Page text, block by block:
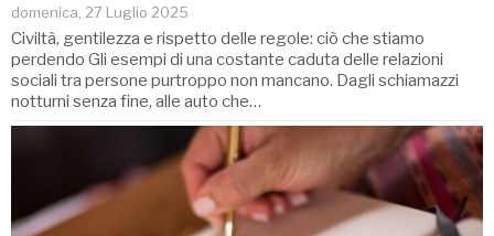
domenica, 27 Luglio 2025
Civiltà, gentilezza e rispetto delle regole: ciò che stiamo
perdendo Gli esempi di una costante caduta delle relazioni
sociali tra persone purtroppo non mancano. Dagli schiamazzi
notturni senza fine, alle auto che…